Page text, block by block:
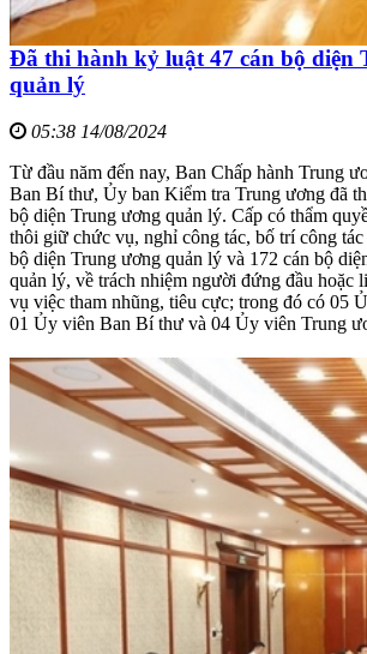
Đã thi hành kỷ luật 47 cán bộ diện
quản lý
05:38 14/08/2024
Từ đầu năm đến nay, Ban Chấp hành Trung
Ban Bí thư, Ủy ban Kiểm tra Trung ương đã
bộ diện Trung ương quản lý. Cấp có thẩm
thôi giữ chức vụ, nghỉ công tác, bố trí công
bộ diện Trung ương quản lý và 172 cán bộ
quản lý, về trách nhiệm người đứng đầu hoặc
vụ việc tham nhũng, tiêu cực; trong đó có 05
01 Ủy viên Ban Bí thư và 04 Ủy viên Trung